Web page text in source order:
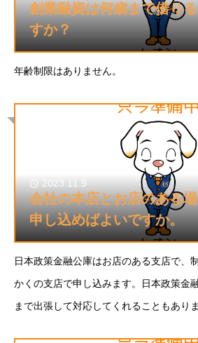
創業融資は何歳まで借り
すか？
年齢制限はありません。
2023.11.9
会社の本店とお店のある
申し込めばよいですか。
日本政策金融公庫はお店のある支店で、
かくの支店で申し込みます。日本政策金
まで出張して対応してくれることもありま